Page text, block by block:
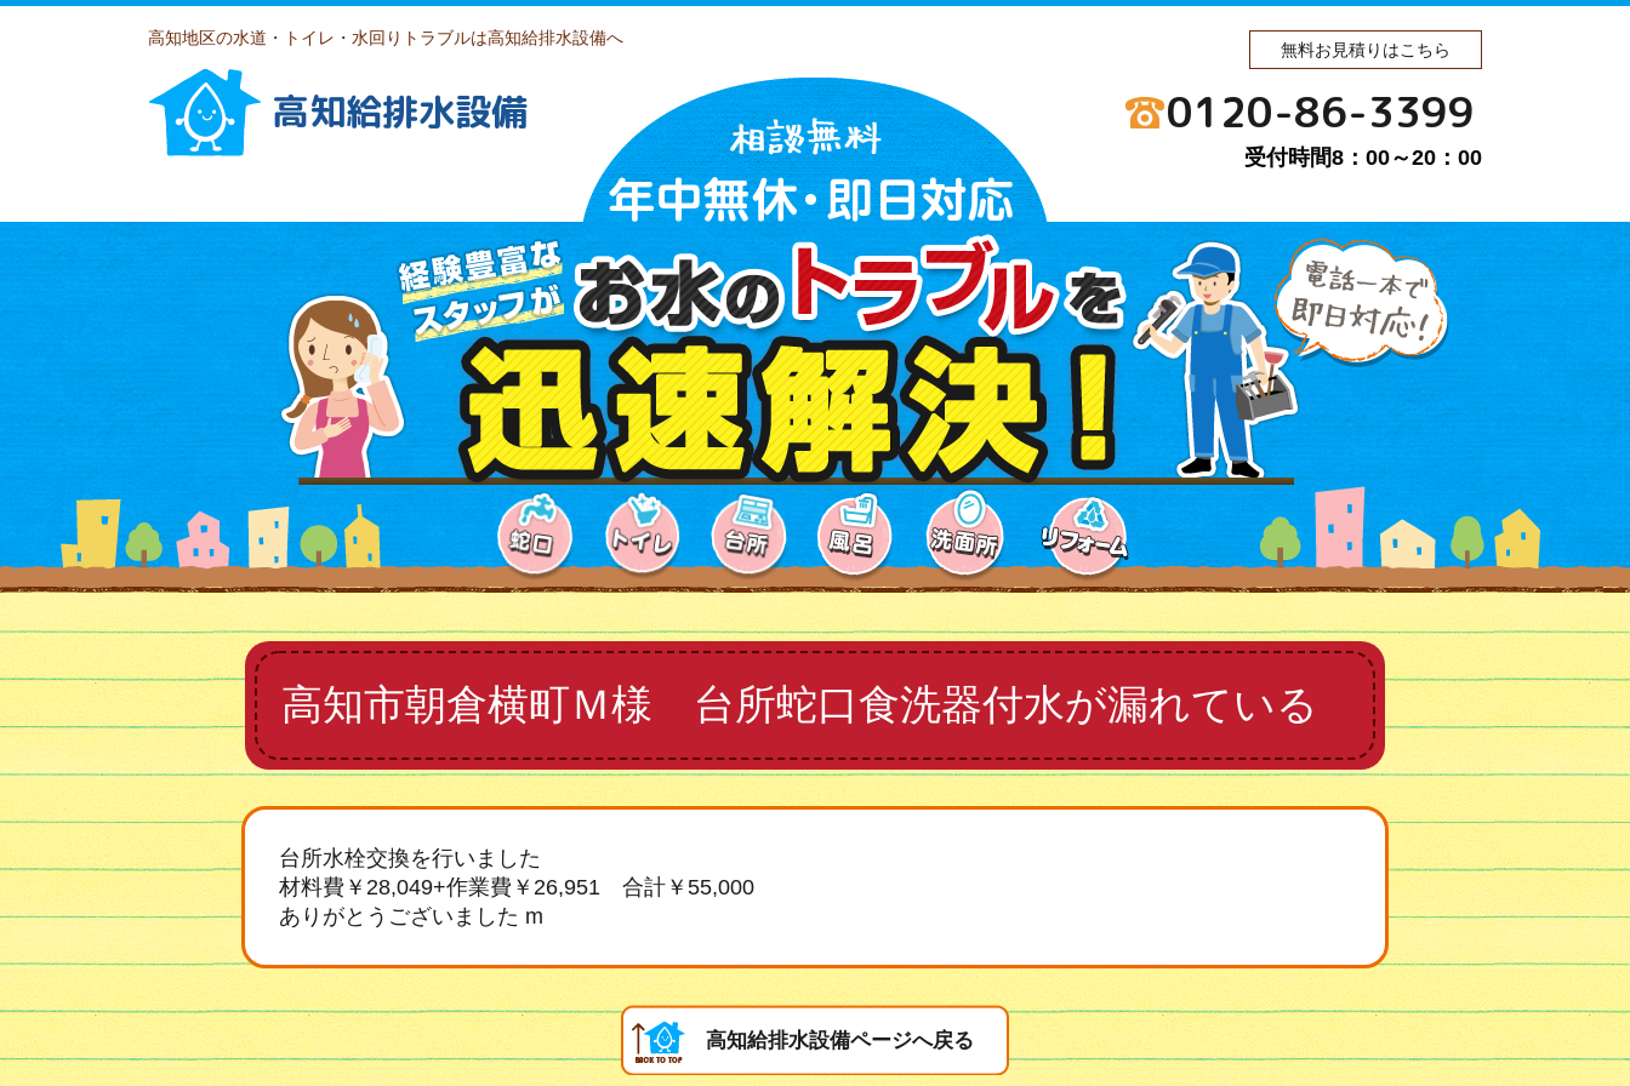
高知地区の水道・トイレ・水回りトラブルは高知給排水設備へ
無料お見積りはこちら
高知給排水設備 0120-86-3399
受付時間8：00～20：00
高知市朝倉横町Ｍ様 台所蛇口食洗器付水が漏れている
台所水栓交換を行いました
材料費￥28,049+作業費￥26,951 合計￥55,000
ありがとうございました m
高知給排水設備ページへ戻る